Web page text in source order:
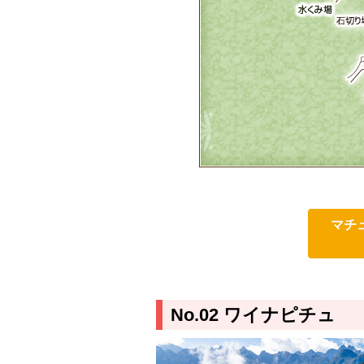
マチ
No.02 ワイナピチュ